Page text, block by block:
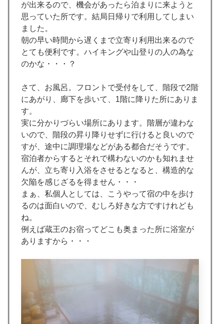
が出来るので、機会があったら泊まりに来ようと
思っていた所です。結局日帰りで利用してしまい
ました。
朝の早い時間から遅くまで立寄り利用出来るので
とても便利です。ハイキングや山登りの人の為な
のかな・・・？
さて、お風呂。フロントで受付をして、階段で2階
にあがり、廊下を歩いて、1階に降りた所にありま
す。
実に分かりづらい場所にあります。階層が違わな
いので、階段の昇り降りせずに行けると良いので
すが、途中に調理場などがある都合だそうです。
宿泊者からするとそれで構わないのかも知れませ
んが、立ち寄り入浴をさせるとなると、構造的な
欠陥を感じざるを得ません・・・
まぁ、私個人としては、こうやって宿の中を歩け
るのは面白いので、むしろ好きな方ですけれども
ね。
例えば蔵王のお宿ってどこも奥まった所に浴室が
ありますから・・・